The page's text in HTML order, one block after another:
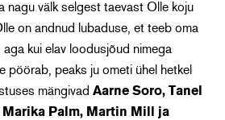
nagu välk selgest taevast Olle koju
on andnud lubaduse, et teeb oma
kui elav loodusjõud nimega
pöörab, peaks ju ometi ühel hetkel
mängivad Aarne Soro, Tanel
Marika Palm, Martin Mill ja